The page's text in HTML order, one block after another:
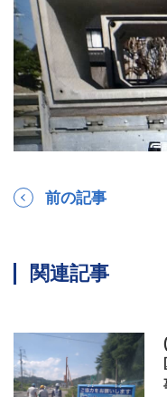
前の記事
関連記事